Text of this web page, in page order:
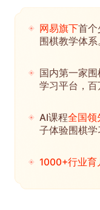
网易旗下首个
围棋教学体系
国内第一家
学习平台，百
AI课程全国领
子体验围棋学
1000+行业育